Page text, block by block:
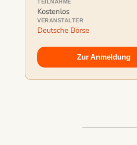
TEILNAHME
Kostenlos
VERANSTALTER
Deutsche Börse
Zur Anmeldung